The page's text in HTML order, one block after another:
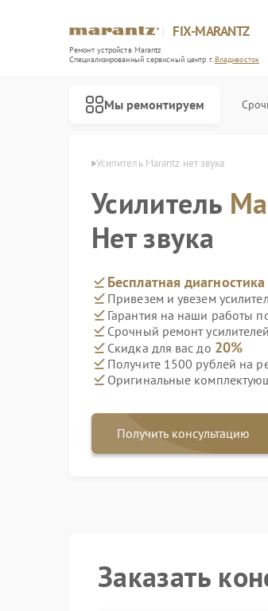
FIX-MARANTZ
Ремонт устройств Marantz
Специализированный cервисный центр г.Владивосток
Мы ремонтируем
Усилитель Marantz нет звука
Усилитель
Нет звука
Бесплатная диагностика
Привезем и увезем
Гарантия на наши работы
Срочный ремонт
Скидка для вас до 20%
Получите 1500 рублей на
Оригинальные
Получить консультацию
Заказать